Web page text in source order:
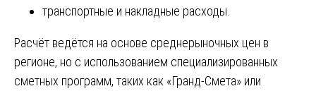
транспортные и накладные расходы.
Расчёт ведётся на основе среднерыночных цен в
регионе, но с использованием специализированных
сметных программ, таких как «Гранд-Смета» или